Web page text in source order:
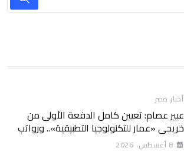
أخبار مصر
عبير عصام: تعيين كامل الدفعة الأولى من
خريجي «عمار للتكنولوجيا التطبيقية».. ورواتب
تصل إلى 13 ألف جنيه
8 أغسطس، 2026